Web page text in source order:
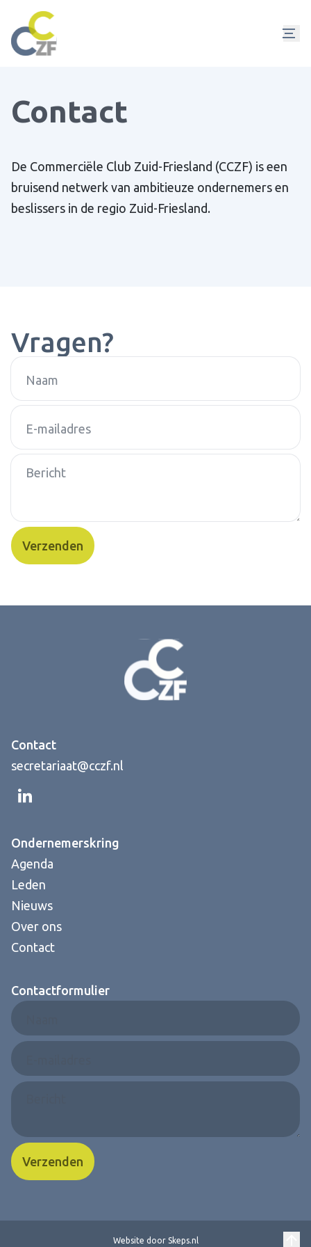
Contact
De Commerciële Club Zuid-Friesland (CCZF) is een
bruisend netwerk van ambitieuze ondernemers en
beslissers in de regio Zuid-Friesland.
Vragen?
Naam
E-mailadres
Bericht
Verzenden
Contact
secretariaat@cczf.nl
Ondernemerskring
Agenda
Leden
Nieuws
Over ons
Contact
Contactformulier
Verzenden
Website door Skeps.nl